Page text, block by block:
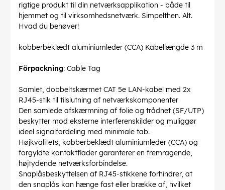
rigtige produkt til din netværksapplikation - både til
hjemmet og til virksomhedsnetværk. Simpelthen. Alt.
Hvad du behøver!
kobberbeklædt aluminiumleder (CCA) Kabellængde 3 m
Förpackning: Cable Tag
Samlet, dobbeltskærmet CAT 5e LAN-kabel med 2x
RJ45-stik til tilslutning af netværkskomponenter
Den samlede afskærmning af folie og trådnet (SF/UTP)
beskytter mod eksterne interferenskilder og muliggør
ideel signalfordeling med minimale tab.
Højkvalitets, kobberbeklædt aluminiumleder (CCA) og
forgyldte kontaktflader garanterer en fremragende,
højtydende netværksforbindelse.
Snaplåsbeskyttelsen af RJ45-stikkene forhindrer, at
den snaplås kan hænge fast eller brække af, hvilket